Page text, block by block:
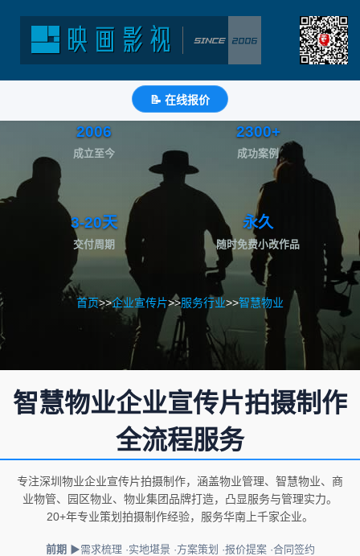
📝 在线报价
智慧物业-宣传片案例
传递价值 | 赋能发展 | 升级品牌
2006
成立至今
2300+
成功案例
3-20天
交付周期
永久
随时免费小改作品
首页>>企业宣传片>>服务行业>>智慧物业
智慧物业企业宣传片拍摄制作
全流程服务
专注深圳物业企业宣传片拍摄制作，涵盖物业管理、智慧物业、商
业物管、园区物业、物业集团品牌打造，凸显服务与管理实力。
20+年专业策划拍摄制作经验，服务华南上千家企业。
前期 ▶需求梳理 ·实地堪景 ·方案策划 ·报价提案 ·合同签约